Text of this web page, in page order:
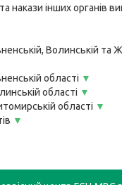
накази інших органів
Волинській та
області ▼
області ▼
області ▼
▼